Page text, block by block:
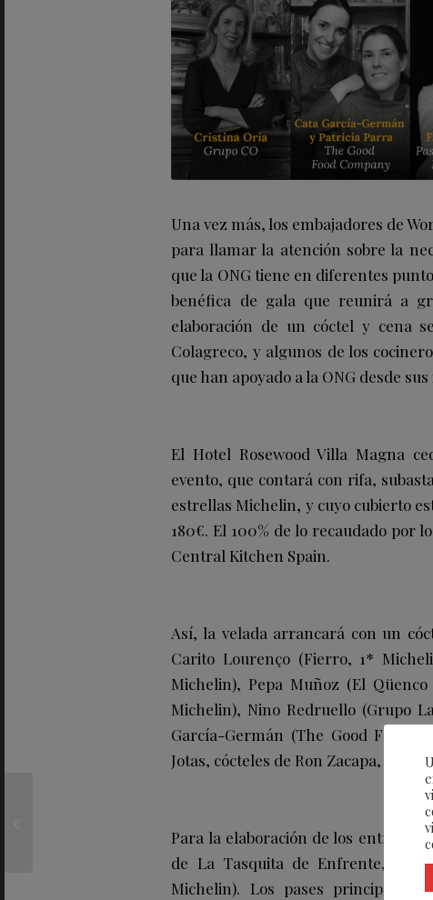
Una vez más, los embajadores de
para llamar la atención sobre la
que la ONG tiene en diferentes
benéfica de gala que reunirá a
elaboración de un cóctel y cena
Colagreco, y algunos de los
que han apoyado a la ONG desde sus
El Hotel Rosewood Villa Magna
evento, que contará con rifa,
estrellas Michelin, y cuyo cubierto
180€. El 100% de lo recaudado por
Central Kitchen Spain.
Así, la velada arrancará con un
Carito Lourenço (Fierro, 1*
Michelin), Pepa Muñoz (El
Michelin), Nino Redruello (Grupo
García-Germán (The Good Food
Jotas, cócteles de Ron Zacapa, y vino
Para la elaboración de los entrantes
de La Tasquita de Enfrente, y
Michelin). Los pases principales